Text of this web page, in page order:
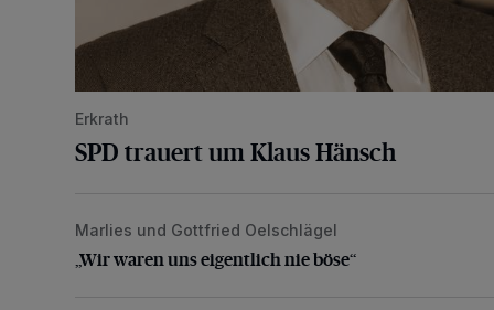
Erkrath
SPD trauert um Klaus Hänsch
„Wir waren uns eigentlich nie böse“
Marlies und Gottfried Oelschlägel
„Wir waren uns eigentlich nie böse“